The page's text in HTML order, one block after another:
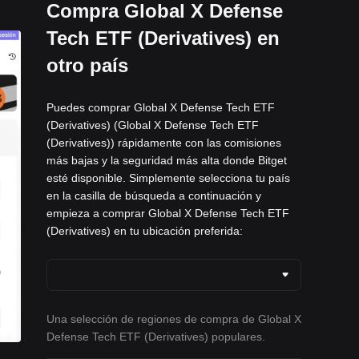
Desafíos y promociones en curso
Compra Global X Defense
Tech ETF (Derivatives) en
otro país
Puedes comprar Global X Defense Tech ETF
(Derivatives) (Global X Defense Tech ETF
(Derivatives)) rápidamente con las comisiones
más bajas y la seguridad más alta donde Bitget
esté disponible. Simplemente selecciona tu país
en la casilla de búsqueda a continuación y
empieza a comprar Global X Defense Tech ETF
(Derivatives) en tu ubicación preferida:
Una selección de regiones de compra de Global X
Defense Tech ETF (Derivatives) populares.